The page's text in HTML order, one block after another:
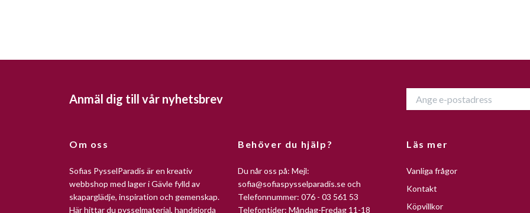
Anmäl dig till vår nyhetsbrev
Om oss
Sofias PysselParadis är en kreativ
webbshop med lager i Gävle fylld av
skaparglädje, inspiration och gemenskap.
Här hittar du pysselmaterial, handgjorda
Behöver du hjälp?
Du når oss på: Mejl:
sofia@sofiaspysselparadis.seoch
Telefonnummer: 076 - 03 561 53
Telefontider: Måndag-Fredag 11-18
Läs mer
Vanliga frågor
Kontakt
Köpvillkor